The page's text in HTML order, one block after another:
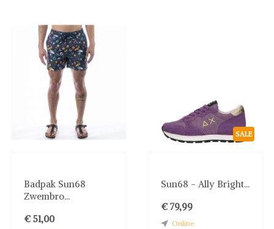
Badpak Sun68
Zwembro...
€ 51,00
SALE
Sun68 - Ally Bright...
€ 79,99
Online